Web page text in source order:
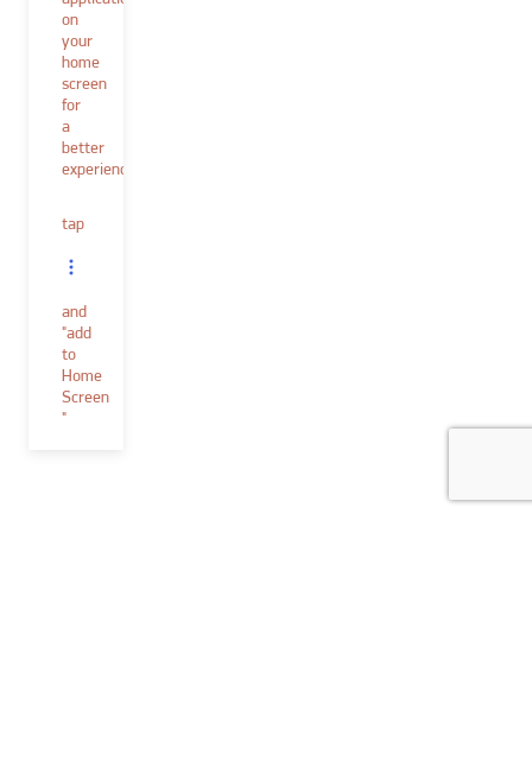
on
your
home
screen
for
a
better
experience.
tap
and
"add
to
Home
Screen
"